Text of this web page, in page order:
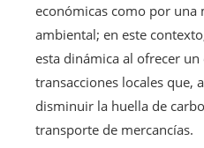
económicas como por una
ambiental; en este
esta dinámica al ofrecer
transacciones locales que,
disminuir la huella de
transporte de mercancías.